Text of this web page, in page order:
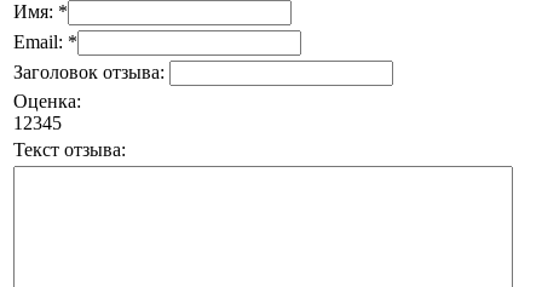
Имя: *
Email: *
Заголовок отзыва:
Оценка:
1 2345
Текст отзыва: